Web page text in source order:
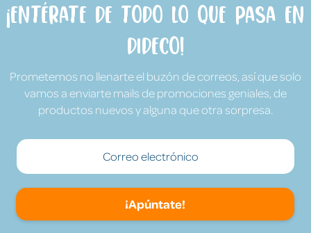
¡Entérate de todo lo que pasa en
Dideco!
Prometemos no llenarte el buzón de correos, así que solo
vamos a enviarte mails de promociones geniales, de
productos nuevos y alguna que otra sorpresa.
¡Apúntate!